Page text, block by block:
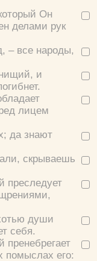
Он
делами рук
– все народы,
и
лицем
да знают
скрываешь
преследует
души
себя.
пренебрегает
помыслах его: